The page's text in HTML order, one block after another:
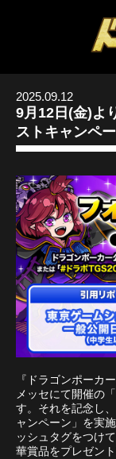
2025.09.12
9月12日(金)よ
ストキャンペ
『ドラゴンポーカ
メッセにて開催の
す。それを記念し
ャンペーン」を実
ッシュタグをつけ
華賞品をプレゼン